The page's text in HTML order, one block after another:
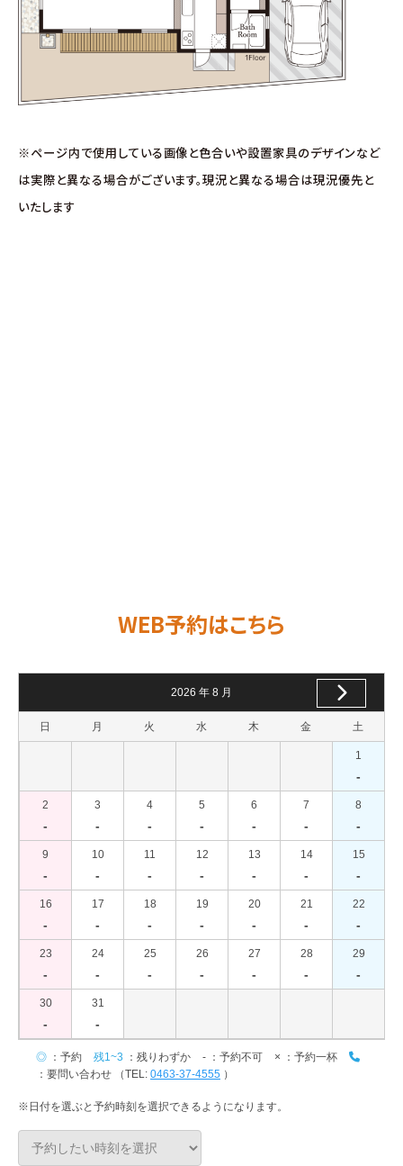
※ページ内で使用している画像と色合いや設置家具のデザインなど
は実際と異なる場合がございます。現況と異なる場合は現況優先と
いたします
WEB予約はこちら